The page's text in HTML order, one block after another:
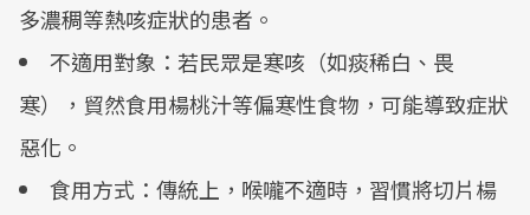
多濃稠等熱咳症狀的患者。
不適用對象：若民眾是寒咳（如痰稀白、畏
寒），貿然食用楊桃汁等偏寒性食物，可能導致症狀
惡化。
食用方式：傳統上，喉嚨不適時，習慣將切片楊